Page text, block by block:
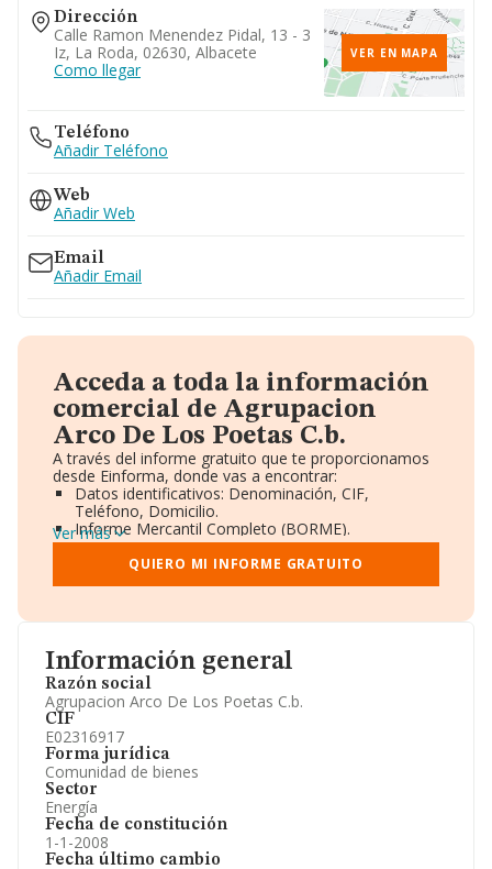
Información general
Razón social
Agrupacion Arco De Los Poetas C.b.
CIF
E02316917
Forma jurídica
Comunidad de bienes
Sector
Energía
Fecha de constitución
1-1-2008
Fecha último cambio
Dirección
Calle Ramon Menendez Pidal, 13 - 3
Iz, La Roda, 02630, Albacete
Como llegar
VER EN MAPA
Teléfono
Añadir Teléfono
Web
Añadir Web
Email
Añadir Email
Acceda a toda la información
comercial de Agrupacion
Arco De Los Poetas C.b.
A través del informe gratuito que te proporcionamos
desde Einforma, donde vas a encontrar:
Datos identificativos: Denominación, CIF,
Teléfono, Domicilio.
Informe Mercantil Completo (BORME).
Gráficos de Evolución Ventas y Empleados.
Consejo de Administración y Administradores.
Directivos y Ejecutivos.
Información oficial y registral complementaria.
Ver más
QUIERO MI INFORME GRATUITO